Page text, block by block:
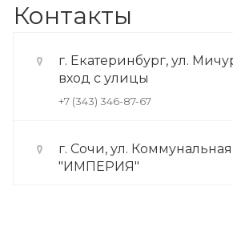
Контакты
г. Екатеринбург, ул.
вход с улицы
+7 (343) 346-87-67
г. Сочи, ул.
"ИМПЕРИЯ"